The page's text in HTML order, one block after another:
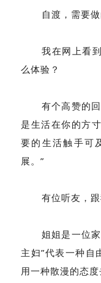
自渡，需要
我在网上看
么体验？
有个高赞的
是生活在你的方
要的生活触手可
展。”
有位听友，
姐姐是一位
主妇”代表一种自
用一种散漫的态度